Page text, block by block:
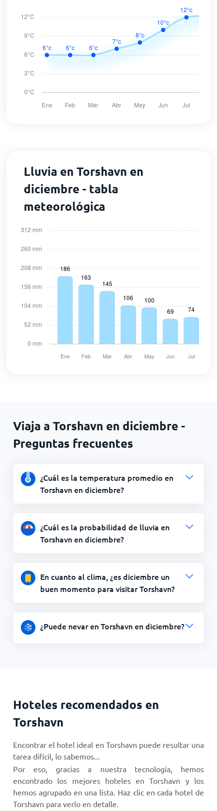
Lluvia en Torshavn en
diciembre - tabla
meteorológica
Viaja a Torshavn en diciembre -
Preguntas frecuentes
¿Cuál es la temperatura promedio en
Torshavn en diciembre?
¿Cuál es la probabilidad de lluvia en
Torshavn en diciembre?
En cuanto al clima, ¿es diciembre un
buen momento para visitar Torshavn?
¿Puede nevar en Torshavn en diciembre?
Hoteles recomendados en
Torshavn
Encontrar el hotel ideal en Torshavn puede resultar una
tarea difícil, lo sabemos...
Por eso, gracias a nuestra tecnología, hemos
encontrado los mejores hoteles en Torshavn y los
hemos agrupado en una lista. Haz clic en cada hotel de
Torshavn para verlo en detalle.